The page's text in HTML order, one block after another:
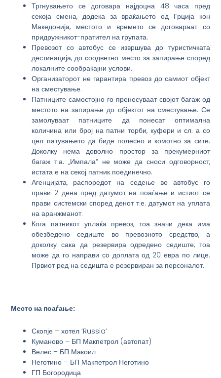
Тргнувањето се договара најдоцна 48 часа пред
секоја смена, додека за враќањето од Грција кон
Македонија, местото и времето се договараат со
придружникот-пратител на групата.
Превозот со автобус се извршува до туристичката
дестинација, до соодветно место за запирање според
локалните сообраќајни услови.
Организаторот не гарантира превоз до самиот објект
на сместување.
Патниците самостојно го пренесуваат својот багаж од
местото на запирање до објектот на сместување. Се
замолуваат патниците да понесат оптимална
количина или број на патни торби, куфери и сл. а со
цел патувањето да биде полесно и комотно за сите.
Доколку нема доволно простор за прекумерниот
багаж т.а. „Импала“ не може да сноси одговорност,
истата е на секој патник поединечно.
Агенцијата, распоредот на седење во автобус го
прави 2 дена пред датумот на поаѓање и истиот се
прави системски според денот т.е. датумот на уплата
на аранжманот.
Кога патникот уплаќа превоз, тоа значи дека има
обезбедено седиште во превозното средство, а
доколку сака да резервира одредено седиште, тоа
може да го направи со доплата од 20 евра по лице.
Првиот ред на седишта е резервиран за персоналот.
Место на поаѓање:
Скопје – хотел ‘Russia’
Куманово – БП Макпетрол (автопат)
Велес – БП Макоил
Неготино – БП Макпетрол Неготино
ГП Богородица